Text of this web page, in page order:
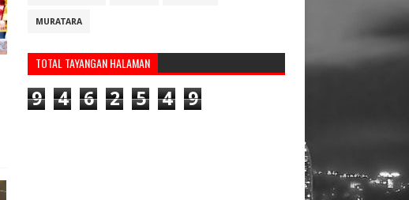
MURATARA
TOTAL TAYANGAN HALAMAN
9 4 6 2 5 4 9